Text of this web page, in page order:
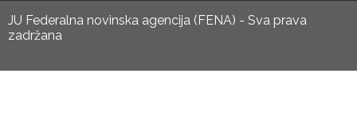
JU Federalna novinska agencija (FENA) - Sva prava
zadržana